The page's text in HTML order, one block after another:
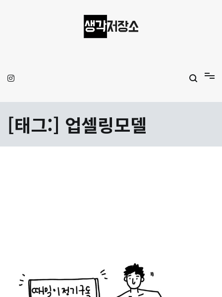
[태그:] 업셀링모델